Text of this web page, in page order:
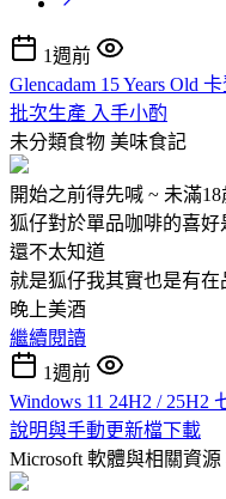
1週前
Glencadam 15 Years Old
批次生產 入手小酌
未分類食物 美味食記
開始之前得先喊 ~ 未滿
狐仔對於單品咖啡的喜
還不太知道
就是狐仔我其實也是有在
晚上美酒
繼續閱讀
1週前
Windows 11 24H2 / 25H2
說明與手動更新檔下載
Microsoft 軟體與相關資源